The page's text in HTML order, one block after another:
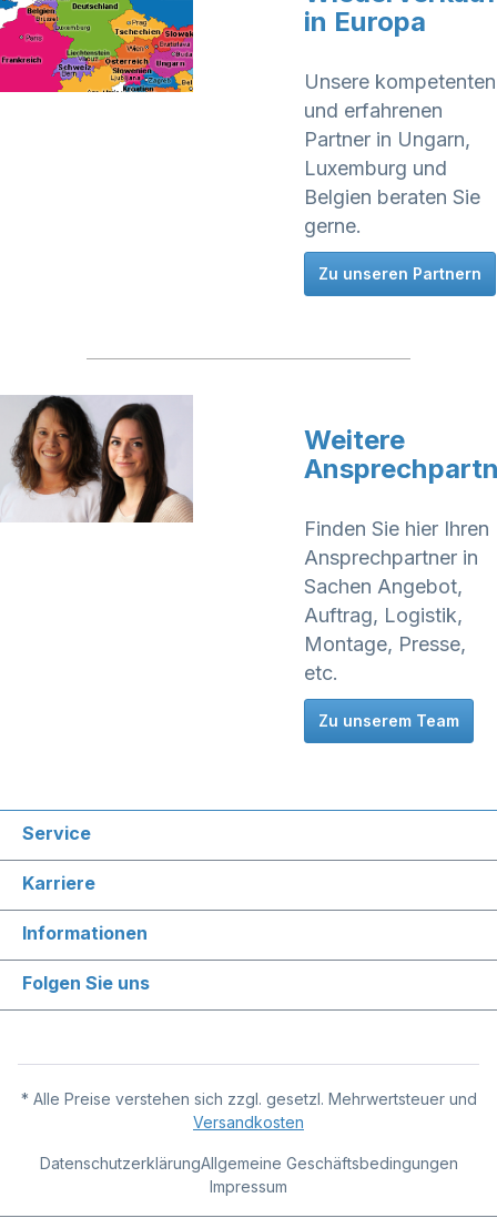
in Europa
Unsere kompetenten
und erfahrenen
Partner in Ungarn,
Luxemburg und
Belgien beraten Sie
gerne.
Zu unseren Partnern
Weitere
Finden Sie hier Ihren
Ansprechpartner in
Sachen Angebot,
Auftrag, Logistik,
Montage, Presse,
etc.
Zu unserem Team
Service
Karriere
Informationen
Folgen Sie uns
* Alle Preise verstehen sich zzgl. gesetzl. Mehrwertsteuer und
Versandkosten
DatenschutzerklärungAllgemeine Geschäftsbedingungen
Impressum